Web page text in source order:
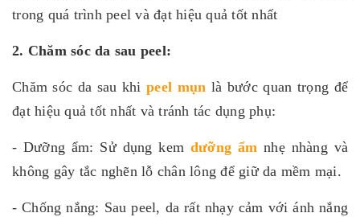
trong quá trình peel và đạt hiệu quả tốt nhất
2. Chăm sóc da sau peel:
Chăm sóc da sau khipeel mụn là bước quan trọng để
đạt hiệu quả tốt nhất và tránh tác dụng phụ:
- Dưỡng ẩm: Sử dụng kem dưỡng ẩm nhẹ nhàng và
không gây tắc nghẽn lỗ chân lông để giữ da mềm mại.
- Chống nắng: Sau peel, da rất nhạy cảm với ánh nắng